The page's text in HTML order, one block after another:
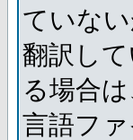
ていな
翻訳し
る場合
言語フ